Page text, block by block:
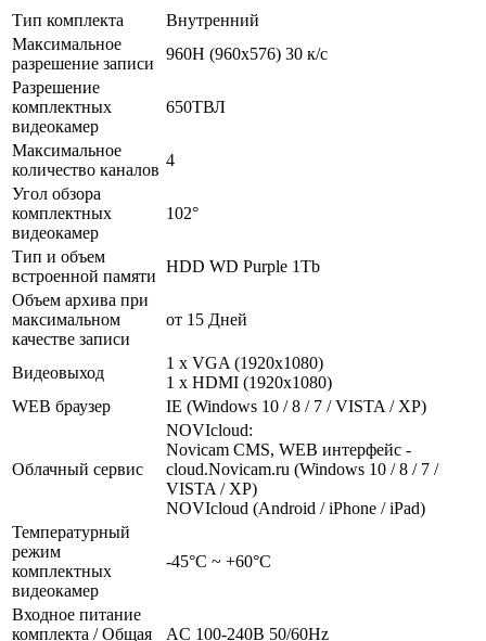
Тип комплекта
Внутренний
Максимальное
разрешение записи
960H (960x576) 30 к/с
Разрешение
комплектных
видеокамер
650ТВЛ
Максимальное
количество каналов
4
Угол обзора
комплектных
видеокамер
102°
Тип и объем
встроенной памяти
HDD WD Purple 1Tb
Объем архива при
максимальном
качестве записи
от 15 Дней
Видеовыход
1 x VGA (1920x1080)
1 x HDMI (1920x1080)
WEB браузер
IE (Windows 10 / 8 / 7 / VISTA / XP)
Облачный сервис
NOVIcloud:
Novicam CMS, WEB интерфейс -
cloud.Novicam.ru (Windows 10 / 8 / 7 /
VISTA / XP)
NOVIcloud (Android / iPhone / iPad)
Температурный
режим
комплектных
видеокамер
-45°С ~ +60°С
Входное питание
комплекта / Общая
AC 100-240В 50/60Hz